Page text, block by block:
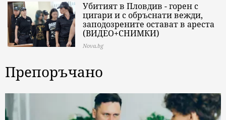
Убитият в Пловдив - горен с
цигари и с обръснати вежди,
заподозрените остават в ареста
(ВИДЕО+СНИМКИ)
Nova.bg
Препоръчано